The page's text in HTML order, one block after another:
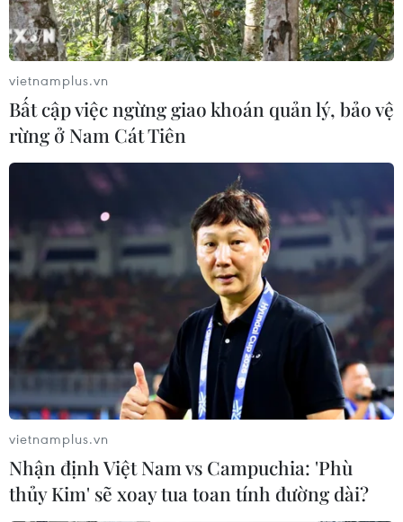
vietnamplus.vn
Bất cập việc ngừng giao khoán quản lý, bảo vệ
rừng ở Nam Cát Tiên
vietnamplus.vn
Nhận định Việt Nam vs Campuchia: 'Phù
thủy Kim' sẽ xoay tua toan tính đường dài?